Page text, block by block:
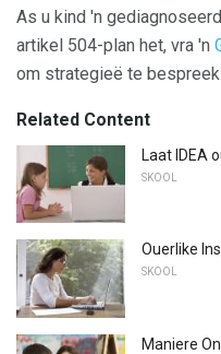
As u kind 'n
artikel 504-plan het, vra 'n
om strategieë te
Related Content
Laat IDEA
SKOOL
Ouerlike
SKOOL
Maniere